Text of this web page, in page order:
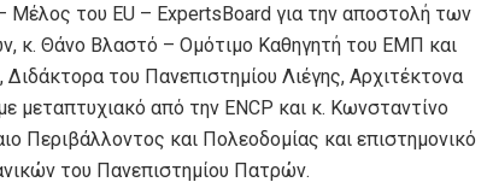
του EU – ExpertsBoard για την αποστολή των
κ. Θάνο Βλαστό – Ομότιμο Καθηγητή του ΕΜΠ και
του Πανεπιστημίου Λιέγης, Αρχιτέκτονα
μεταπτυχιακό από την ENCP και κ. Κωνσταντίνο
Περιβάλλοντος και Πολεοδομίας και επιστημονικό
του Πανεπιστημίου Πατρών.